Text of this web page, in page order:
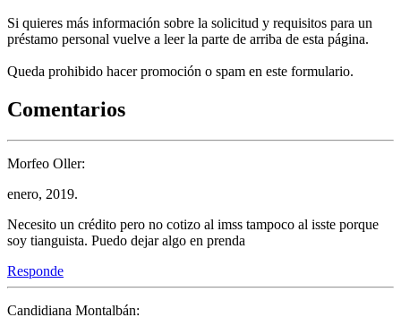
Si quieres más información sobre la solicitud y requisitos para un
préstamo personal vuelve a leer la parte de arriba de esta página.
Queda prohibido hacer promoción o spam en este formulario.
Comentarios
Morfeo Oller:
enero, 2019.
Necesito un crédito pero no cotizo al imss tampoco al isste porque
soy tianguista. Puedo dejar algo en prenda
Responde
Candidiana Montalbán: